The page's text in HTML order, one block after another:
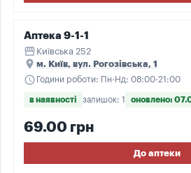
Аптека 9-1-1
storefront Київська 252
place м. Київ, вул. Рогозівська, 1
schedule Години роботи: Пн-Нд: 08:00-21:00
в наявності залишок: 1 оновлено:
69.00 грн
До аптеки